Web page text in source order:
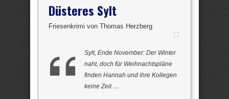
Düsteres Sylt
Friesenkrimi von Thomas Herzberg
Sylt, Ende November: Der Winter
naht, doch für Weihnachtspläne
finden Hannah und ihre Kollegen
keine Zeit …